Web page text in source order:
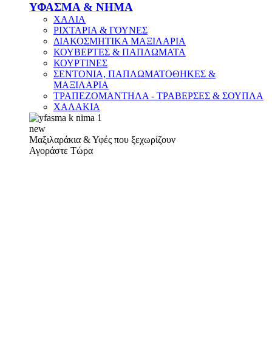
ΥΦΑΣΜΑ & ΝΗΜΑ
ΧΑΛΙΑ
ΡΙΧΤΑΡΙΑ & ΓΟΥΝΕΣ
ΔΙΑΚΟΣΜΗΤΙΚΑ ΜΑΞΙΛΑΡΙΑ
ΚΟΥΒΕΡΤΕΣ & ΠΑΠΛΩΜΑΤΑ
ΚΟΥΡΤΙΝΕΣ
ΣΕΝΤΟΝΙΑ, ΠΑΠΛΩΜΑΤΟΘΗΚΕΣ &
ΜΑΞΙΛΑΡΙΑ
ΤΡΑΠΕΖΟΜΑΝΤΗΛΑ - ΤΡΑΒΕΡΣΕΣ & ΣΟΥΠΛΑ
ΧΑΛΑΚΙΑ
new
Μαξιλαράκια & Υφές που ξεχωρίζουν
Αγοράστε Τώρα